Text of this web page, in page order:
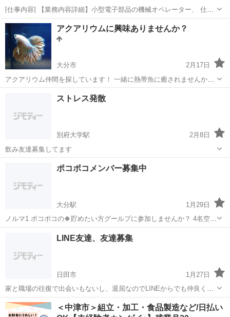
[仕事内容] 【業務内容詳細】小型電子部品の機械オペレーター、 仕分
け、 外観検査、 選別。 一部PCに数字や文字の入力業務もあり。 【取
扱製品情報】小型センサ、 ポテンショメータ― 。＋お仕事探しはコン
シェルスタッフにお...
大分 中津市
アクアリウムに興味ありませんか？
大分市
2月17日
アクアリウム仲間を探しています！ 一緒に熱帯魚に癒されませんか？
手頃に始められるボトルアクアリウムなどもありますので、初心者の
方でも始められます！ 私はベタの飼育を主にしてます。 その他にコリ
その他
ストレス発散
別府大学駅
2月8日
飲み友達募集してます
別府大学駅 その他 ストレス
ポコポコメンバー募集中
大分駅
1月29日
ノルマ1 ポコポコの🍀貯めたい方グールプに参加しませんか？ 4名空き
が出ました。 毎日ランキングから🍀送信出来る方募集中です。 少しル
ールはありますが当方で優しく教えますので安心してくださいね♪♪♪
大分駅 その他 ポコポコ
LINE友達、友達募集
日田市
1月27日
家と職場の往復で出会いもないし、退屈なのでLINEからでも仲良くな
れたら嬉しいです。 趣味は１人カラオケとスイーツ巡りですが、何か
ワクワクする新しい趣味を作りたいとも思ってます。よかったら気軽
大分 日田市 その他 趣味
＜中津市＞組立・加工・食品製造など/日払い